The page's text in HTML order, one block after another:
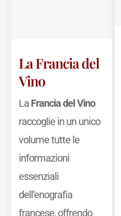
La Francia del
Vino
La Francia del Vino
raccoglie in un unico
volume tutte le
informazioni
essenziali
dell’enografia
francese, offrendo